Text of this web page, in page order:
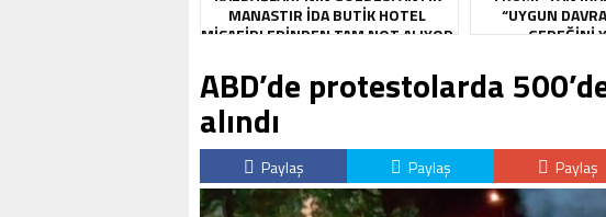
MANASTIR İDA BUTIK HOTEL
MISAFIRLERINDEN TAM NOT ALIYOR
“UYGUN
GEREĞINI
ABD’de protestolarda
alındı
Paylaş Paylaş Paylaş